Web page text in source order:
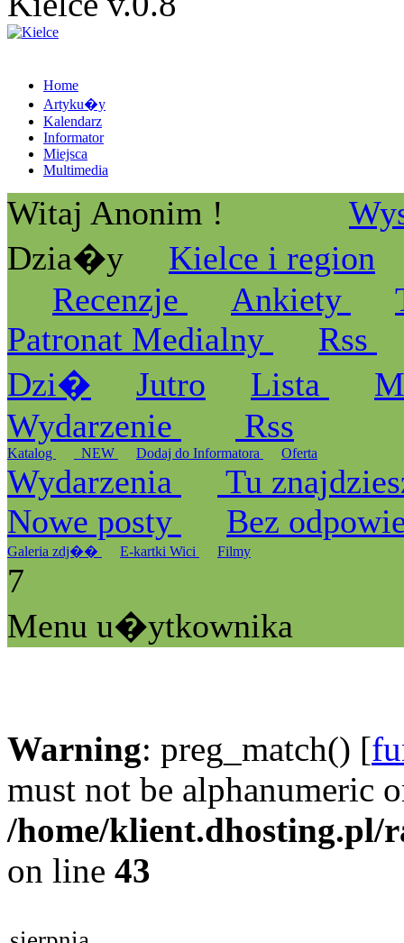
Home
Artyku�y
Kalendarz
Informator
Miejsca
Multimedia
Witaj Anonim !
Dzia�y
Kielce i region
Recenzje
Ankiety
Patronat Medialny
Rss
Dzi�
Jutro Lista
Wydarzenie
Rss
Katalog _NEW Dodaj do Informatora Oferta
Wydarzenia
Tu
Nowe posty
Bez
Galeria zdj�� E-kartki Wici Filmy
7
Menu u�ytkownika
Warning: preg_match() [
must not be alphanumeric
/home/klient.dhosting.pl/
on line 43